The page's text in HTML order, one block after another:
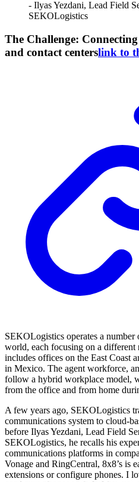
- Ilyas Yezdani, Lead Field
SEKOLogistics
The Challenge:
and contact centerslink to
SEKOLogistics operates a number
world, each focusing on a
includes offices on the East Coast
in Mexico. The agent workforce,
follow a hybrid workplace model,
from the office and from home
A few years ago, SEKOLogistics
communications system to cloud-
before Ilyas Yezdani, Lead Field
SEKOLogistics, he recalls his
communications platforms in
Vonage and RingCentral, 8x8’s is
extensions or configure phones. I